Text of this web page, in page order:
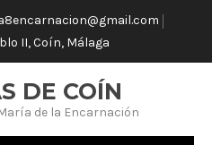
II, Coín, Málaga
DE COÍN
de la Encarnación